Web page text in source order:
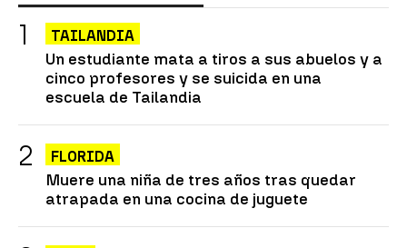
TAILANDIA
Un estudiante mata a tiros a sus abuelos y a
cinco profesores y se suicida en una
escuela de Tailandia
FLORIDA
Muere una niña de tres años tras quedar
atrapada en una cocina de juguete